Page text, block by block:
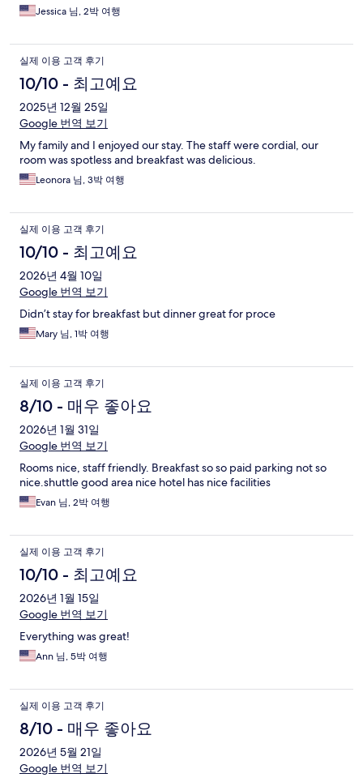
Jessica 님, 2박 여행
실제 이용 고객 후기
10/10 - 최고예요
2025년 12월 25일
Google 번역 보기
My family and I enjoyed our stay. The staff were cordial, our
room was spotless and breakfast was delicious.
Leonora 님, 3박 여행
실제 이용 고객 후기
10/10 - 최고예요
2026년 4월 10일
Google 번역 보기
Didn’t stay for breakfast but dinner great for proce
Mary 님, 1박 여행
실제 이용 고객 후기
8/10 - 매우 좋아요
2026년 1월 31일
Google 번역 보기
Rooms nice, staff friendly. Breakfast so so paid parking not so
nice.shuttle good area nice hotel has nice facilities
Evan 님, 2박 여행
실제 이용 고객 후기
10/10 - 최고예요
2026년 1월 15일
Google 번역 보기
Everything was great!
Ann 님, 5박 여행
실제 이용 고객 후기
8/10 - 매우 좋아요
2026년 5월 21일
Google 번역 보기